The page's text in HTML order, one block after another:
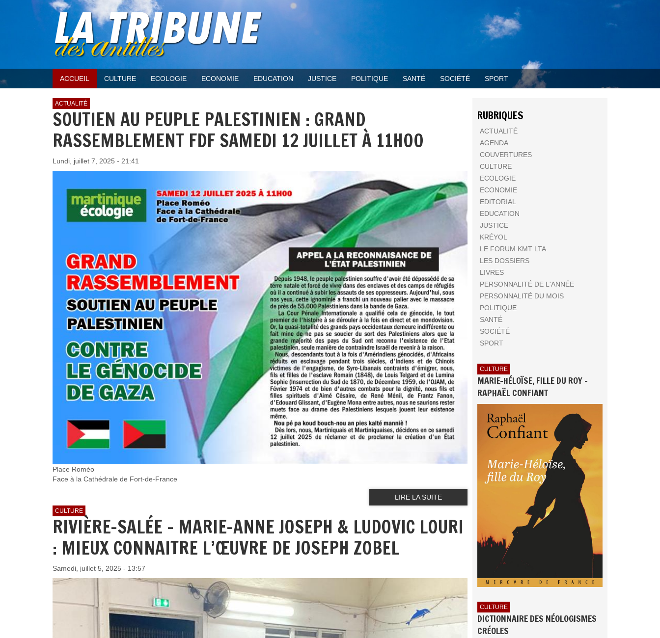
ACCUEIL CULTURE ECOLOGIE ECONOMIE EDUCATION JUSTICE POLITIQUE SANTÉ SOCIÉTÉ SPORT
ACTUALITÉ
SOUTIEN AU PEUPLE PALESTINIEN : GRAND
RASSEMBLEMENT FDF SAMEDI 12 JUILLET À 11H00
Lundi, juillet 7, 2025 - 21:41
Place Roméo
Face à la Cathédrale de Fort-de-France
LIRE LA SUITE
CULTURE
RIVIÈRE-SALÉE – MARIE-ANNE JOSEPH & LUDOVIC LOURI
: MIEUX CONNAITRE L’ŒUVRE DE JOSEPH ZOBEL
Samedi, juillet 5, 2025 - 13:57
RUBRIQUES
ACTUALITÉ
AGENDA
COUVERTURES
CULTURE
ECOLOGIE
ECONOMIE
EDITORIAL
EDUCATION
JUSTICE
KRÉYOL
LE FORUM KMT LTA
LES DOSSIERS
LIVRES
PERSONNALITÉ DE L'ANNÉE
PERSONNALITÉ DU MOIS
POLITIQUE
SANTÉ
SOCIÉTÉ
SPORT
CULTURE
MARIE-HÉLOÏSE, FILLE DU ROY -
RAPHAËL CONFIANT
CULTURE
DICTIONNAIRE DES NÉOLOGISMES
CRÉOLES